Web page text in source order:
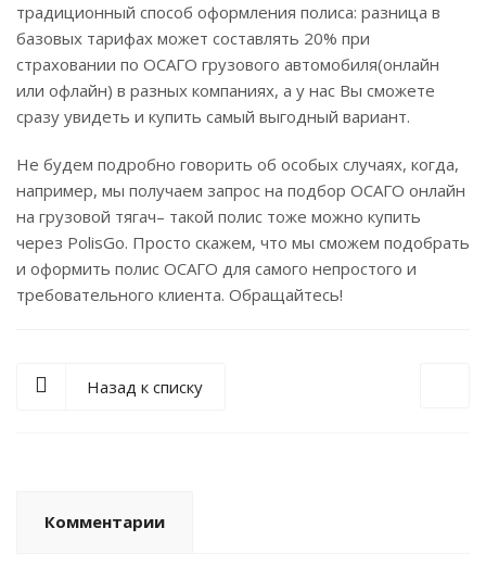
традиционный способ оформления полиса: разница в
базовых тарифах может составлять 20% при
страховании по ОСАГО грузового автомобиля(онлайн
или офлайн) в разных компаниях, а у нас Вы сможете
сразу увидеть и купить самый выгодный вариант.
Не будем подробно говорить об особых случаях, когда,
например, мы получаем запрос на подбор ОСАГО онлайн
на грузовой тягач– такой полис тоже можно купить
через PolisGo. Просто скажем, что мы сможем подобрать
и оформить полис ОСАГО для самого непростого и
требовательного клиента. Обращайтесь!
Назад к списку
Комментарии